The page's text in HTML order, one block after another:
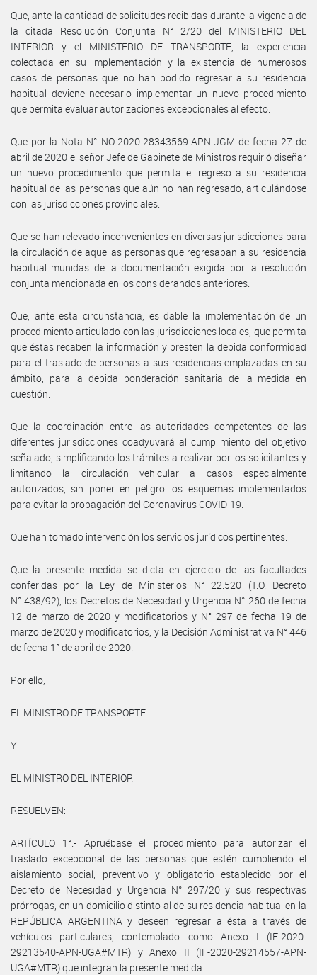
Que, ante la cantidad de solicitudes recibidas durante la vigencia de
la citada Resolución Conjunta N° 2/20 del MINISTERIO DEL
INTERIOR y el MINISTERIO DE TRANSPORTE, la experiencia
colectada en su implementación y la existencia de numerosos
casos de personas que no han podido regresar a su residencia
habitual deviene necesario implementar un nuevo procedimiento
que permita evaluar autorizaciones excepcionales al efecto.
Que por la Nota N° NO-2020-28343569-APN-JGM de fecha 27 de
abril de 2020 el señor Jefe de Gabinete de Ministros requirió diseñar
un nuevo procedimiento que permita el regreso a su residencia
habitual de las personas que aún no han regresado, articulándose
con las jurisdicciones provinciales.
Que se han relevado inconvenientes en diversas jurisdicciones para
la circulación de aquellas personas que regresaban a su residencia
habitual munidas de la documentación exigida por la resolución
conjunta mencionada en los considerandos anteriores.
Que, ante esta circunstancia, es dable la implementación de un
procedimiento articulado con las jurisdicciones locales, que permita
que éstas recaben la información y presten la debida conformidad
para el traslado de personas a sus residencias emplazadas en su
ámbito, para la debida ponderación sanitaria de la medida en
cuestión.
Que la coordinación entre las autoridades competentes de las
diferentes jurisdicciones coadyuvará al cumplimiento del objetivo
señalado, simplificando los trámites a realizar por los solicitantes y
limitando la circulación vehicular a casos especialmente
autorizados, sin poner en peligro los esquemas implementados
para evitar la propagación del Coronavirus COVID-19.
Que han tomado intervención los servicios jurídicos pertinentes.
Que la presente medida se dicta en ejercicio de las facultades
conferidas por la Ley de Ministerios N° 22.520 (T.O. Decreto
N° 438/92), los Decretos de Necesidad y Urgencia N° 260 de fecha
12 de marzo de 2020 y modificatorios y N° 297 de fecha 19 de
marzo de 2020 y modificatorios, y la Decisión Administrativa N° 446
de fecha 1° de abril de 2020.
Por ello,
EL MINISTRO DE TRANSPORTE
Y
EL MINISTRO DEL INTERIOR
RESUELVEN:
ARTÍCULO 1°.- Apruébase el procedimiento para autorizar el
traslado excepcional de las personas que estén cumpliendo el
aislamiento social, preventivo y obligatorio establecido por el
Decreto de Necesidad y Urgencia N° 297/20 y sus respectivas
prórrogas, en un domicilio distinto al de su residencia habitual en la
REPÚBLICA ARGENTINA y deseen regresar a ésta a través de
vehículos particulares, contemplado como Anexo I (IF-2020-
29213540-APN-UGA#MTR) y Anexo II (IF-2020-29214557-APN-
UGA#MTR) que integran la presente medida.